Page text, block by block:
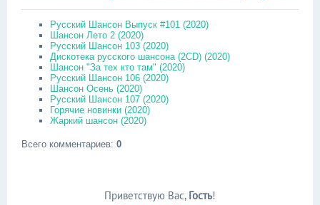
Русский Шансон Выпуск #101 (2020)
Шансон Лето 2 (2020)
Русский Шансон 103 (2020)
Дискотека русского шансона (2CD) (2020)
Шансон "За тех кто там" (2020)
Русский Шансон 106 (2020)
Шансон Осень (2020)
Русский Шансон 107 (2020)
Горячие новинки (2020)
Жаркий шансон (2020)
Всего комментариев: 0
Приветствую Вас, Гость!